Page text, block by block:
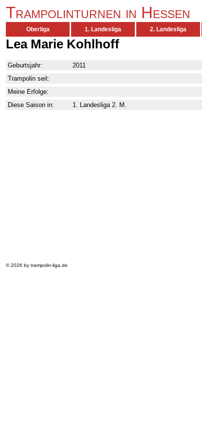
Trampolinturnen in Hessen
Oberliga 1. Landesliga 2. Landesliga
Lea Marie Kohlhoff
Geburtsjahr:
2011
Trampolin seit:
Meine Erfolge:
Diese Saison in:
1. Landesliga 2. M.
© 2026 by trampolin-liga.de